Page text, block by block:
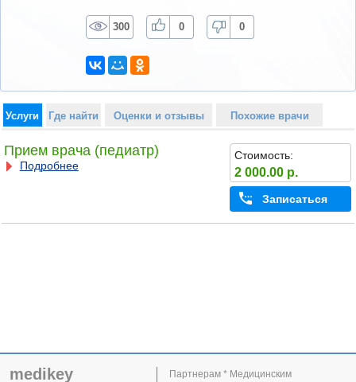
300 0 0
Услуги Где найти Оценки и отзывы Похожие врачи
Прием врача (педиатр)
Подробнее
Стоимость:
2 000.00 р.
Записаться
medikey
Партнерам * Медицинским